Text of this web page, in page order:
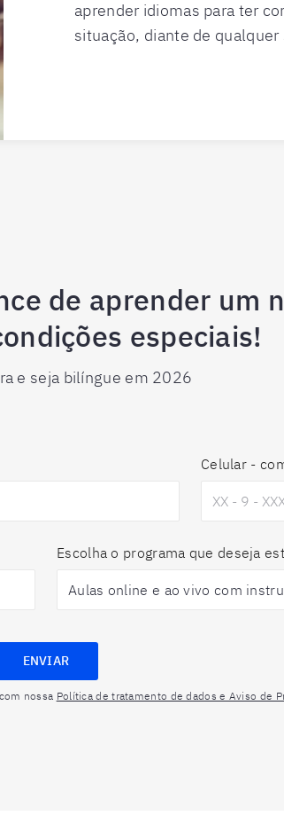
aprender idiomas para ter
situação, diante de qualquer
de aprender um
especiais!
e seja bilíngue em 2026
Celular -
Escolha o programa que deseja
ENVIAR
nossa Política de tratamento de dados e Aviso de